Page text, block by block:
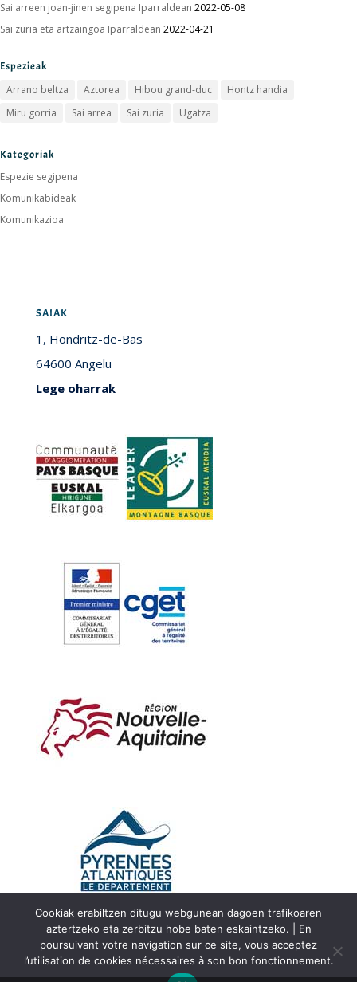
Sai arreen joan-jinen segipena Iparraldean 2022-05-08
Sai zuria eta artzaingoa Iparraldean 2022-04-21
Espezieak
Arrano beltza Aztorea Hibou grand-duc
Hontz handia
Miru gorria
Sai arrea Sai zuria Ugatza
Kategoriak
Espezie segipena
Komunikabideak
Komunikazioa
SAIAK
1, Hondritz-de-Bas
64600 Angelu
Lege oharrak
Cookiak erabiltzen ditugu webgunean dagoen trafikoaren
aztertzeko eta zerbitzu hobe baten eskaintzeko. | En
poursuivant votre navigation sur ce site, vous acceptez
l’utilisation de cookies nécessaires à son bon fonctionnement.